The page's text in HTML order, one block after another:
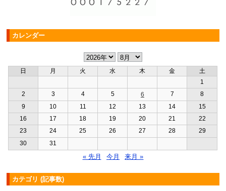
カレンダー
日 月 火 水 木 金
土
1
2
3 4 5 6 7
8
9
10 11 12 13 14
15
16
17 18 19 20 21
22
23
24 25 26 27 28
29
30
31
« 先月 今月 来月 »
カテゴリ (記事数)